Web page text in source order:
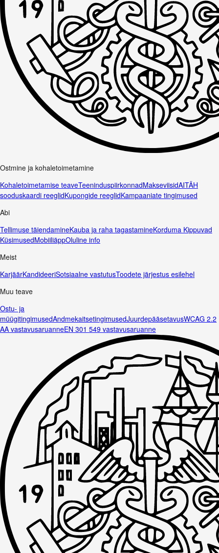
Ostmine ja kohaletoimetamine
Kohaletoimetamise teaveTeeninduspiirkonnadMakseviisidAITÄH
sooduskaardi reeglidKupongide reeglidKampaaniate tingimused
Abi
Tellimuse täiendamineKauba ja raha tagastamineKorduma Kippuvad
KüsimusedMobiiliäppOluline info
Meist
KarjäärKandideeriSotsiaalne vastutusToodete järjestus esilehel
Muu teave
Ostu- ja
müügitingimusedAndmekaitsetingimusedJuurdepääsetavusWCAG 2.2
AA vastavusaruanneEN 301 549 vastavusaruanne